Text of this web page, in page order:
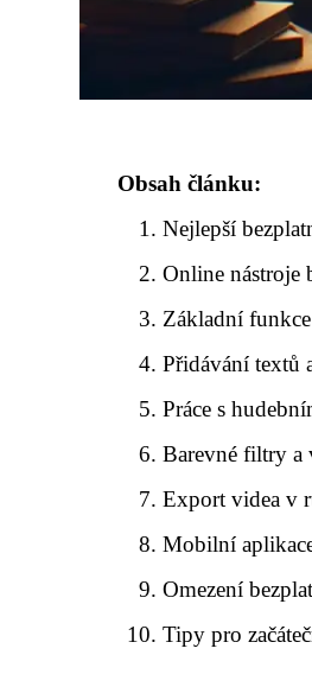
Obsah článku:
Nejlepší
Online nástroje
Základní
Přidávání textů
Práce s
Barevné filtry a
Export videa v
Mobilní
Omezení
Tipy pro